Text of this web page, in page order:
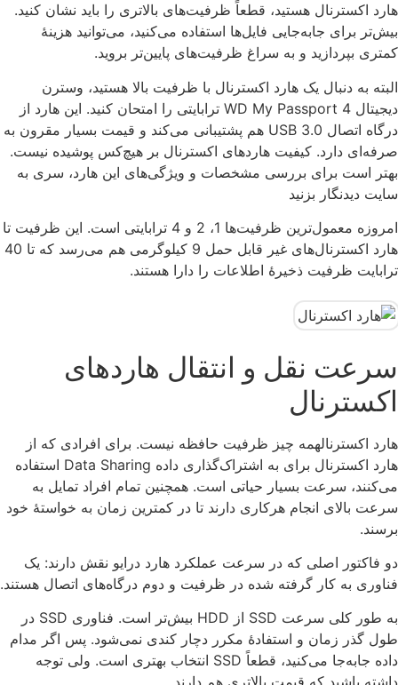
هارد اکسترنال هستید، قطعاً ظرفیت‌های بالاتری را باید نشان کنید.
بیش‌تر برای جابه‌جایی فایل‌ها استفاده می‌کنید، می‌توانید هزینۀ
کمتری بپردازید و به سراغ ظرفیت‌های پایین‌تر بروید.
البته به دنبال یک هارد اکسترنال با ظرفیت بالا هستید، وسترن
دیجیتال WD My Passport 4 ترابایتی را امتحان کنید. این هارد از
درگاه اتصال USB 3.0 هم پشتیبانی می‌کند و قیمت بسیار مقرون به
صرفه‌ای دارد. کیفیت هاردهای اکسترنال بر هیچ‌کس پوشیده نیست.
بهتر است برای بررسی مشخصات و ویژگی‌های این هارد، سری به
سایت دیدنگار بزنید
امروزه معمول‌ترین ظرفیت‌ها 1، 2 و 4 ترابایتی است. این ظرفیت تا
هارد اکسترنال‌های غیر قابل حمل 9 کیلوگرمی هم می‌رسد که تا 40
ترابایت ظرفیت ذخیرۀ اطلاعات را دارا هستند.
سرعت نقل و انتقال هاردهای
اکسترنال
هارد اکسترنالهمه چیز ظرفیت حافظه نیست. برای افرادی که از
هارد اکسترنال برای به اشتراک‌گذاری داده Data Sharing استفاده
می‌کنند، سرعت بسیار حیاتی است. همچنین تمام افراد تمایل به
سرعت بالای انجام هرکاری دارند تا در کمترین زمان به خواستۀ خود
برسند.
دو فاکتور اصلی که در سرعت عملکرد هارد درایو نقش دارند: یک
فناوری به کار گرفته شده در ظرفیت و دوم درگاه‌های اتصال هستند.
به طور کلی سرعت SSD از HDD‌ بیش‌تر است. فناوری SSD در
طول گذر زمان و استفادۀ مکرر دچار کندی نمی‌شود. پس اگر مدام
داده جابه‌جا می‌کنید، قطعاً SSD انتخاب بهتری است. ولی توجه